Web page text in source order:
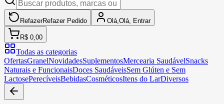
RefazerRefazer Pedido Olá, Olá, Entrar
R$ 0,00
Todas as categorias
OfertasGranelNovidadesSuplementosMercearia SaudávelSnacks
Naturais e FuncionaisDoces SaudáveisSem Glúten e Sem
LactosePerecíveisBebidasCosméticosItens do LarDiversos